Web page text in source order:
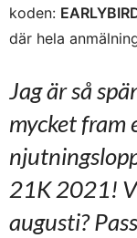
koden:
där hela
Jag är så
mycket fram
21K 2021!
augusti?